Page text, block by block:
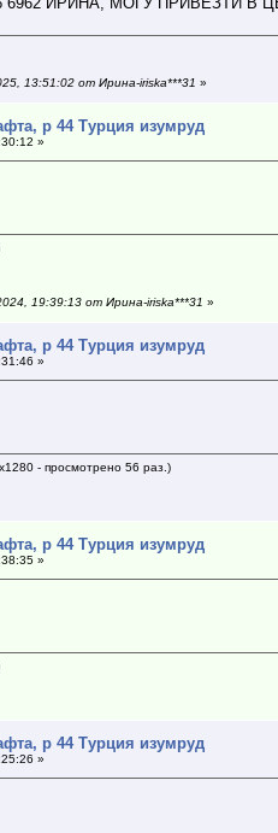
13:51:02 от Ирина-iriska***31 »
р 44 Турция изумруд
»
19:39:13 от Ирина-iriska***31 »
р 44 Турция изумруд
»
- просмотрено 56 раз.)
р 44 Турция изумруд
»
р 44 Турция изумруд
»